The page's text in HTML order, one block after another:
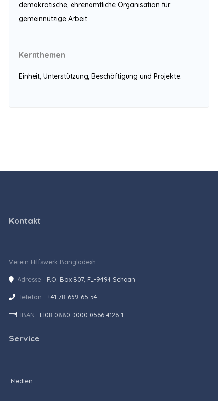
demokratische, ehrenamtliche Organisation für
gemeinnützige Arbeit.
Kernthemen
Einheit, Unterstützung, Beschäftigung und Projekte.
Kontakt
Verein Hilfswerk Bangladesh
Adresse: P.O. Box 807, FL-9494 Schaan
Telefon : +41 78 659 65 54
IBAN : LI08 0880 0000 0566 4126 1
Service
Medien